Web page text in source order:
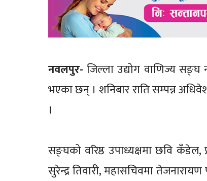
नवलपुर- जिल्ला उद्योग वाणिज्य सङ्घ
भएका छन् । शनिबार राति सम्पन्न
।
सङ्घको वरिष्ठ उपाध्यक्षमा छवि कँडेल,
सुरेन्द्र तिवारी, महासचिवमा